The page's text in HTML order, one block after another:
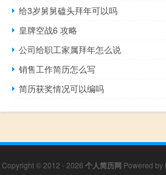
给3岁舅舅磕头拜年可以吗
皇牌空战6 攻略
公司给职工家属拜年怎么说
销售工作简历怎么写
简历获奖情况可以编吗
Copyright © 2012 - 2026 个人简历网 Powered by